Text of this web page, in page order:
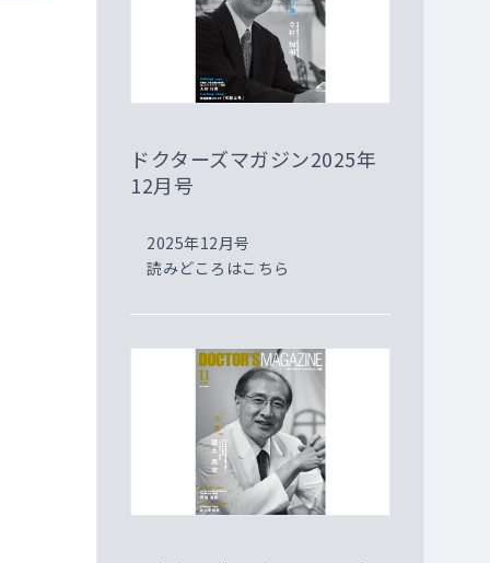
ドクターズマガジン2025年
12月号
2025年12月号
読みどころはこちら